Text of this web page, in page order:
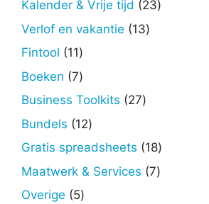
Kalender & Vrije tijd 2323
Verlof en vakantie 1313
Fintool 1111
producten
Boeken 77
producten
Business Toolkits 2727
Bundels 1212
producten
Gratis spreadsheets 1818
producten
Maatwerk & Services 77
Overige 55